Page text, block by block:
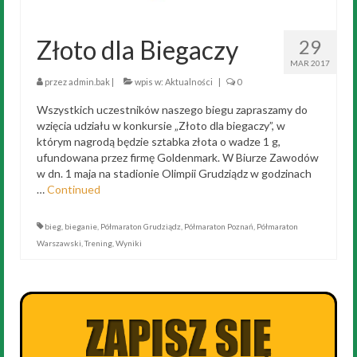
29
MAR 2017
Złoto dla Biegaczy
przezadmin.bak wpis w: Aktualności 0
Wszystkich uczestników naszego biegu zapraszamy do
wzięcia udziału w konkursie „Złoto dla biegaczy”, w
którym nagrodą będzie sztabka złota o wadze 1 g,
ufundowana przez firmę Goldenmark. W Biurze Zawodów
w dn. 1 maja na stadionie Olimpii Grudziądz w godzinach
…Continued
bieg bieganie Półmaraton Grudziądz Półmaraton Poznań Półmaraton
Warszawski ,Trening Wyniki